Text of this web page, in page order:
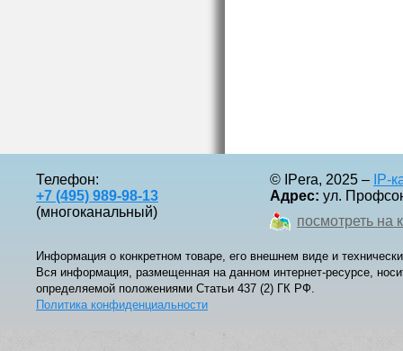
Телефон:
+7 (495) 989-98-13
(многоканальный)
© IPera, 2025 – IP-
Адрес: ул.
посмотреть на
Информация о конкретном товаре, его внешнем виде и
Вся информация, размещенная на данном интернет-ресурсе,
определяемой положениями Статьи 437 (2) ГК РФ.
Политика конфиденциальности